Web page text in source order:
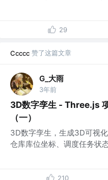
29
Ccccc 赞了这篇文章
G_大雨
3年前
3D数字孪生 - Three.js
（一）
3D数字孪生，生成3D可视
仓库库位坐标、调度任务状
210